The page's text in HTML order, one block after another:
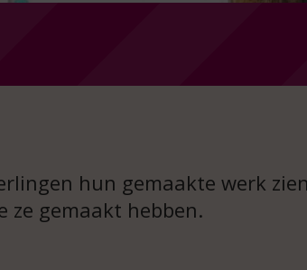
hun gemaakte werk
ze gemaakt hebben.